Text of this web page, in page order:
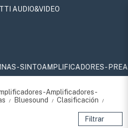
AUDIO&VIDEO
- SINTOAMPLIFICADORES -
Amplificadores-
/ Bluesound / Clasificación /
Filtrar